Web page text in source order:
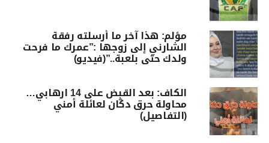
مؤلم: هذا آخر ما أرسلته رفقة
الشارني إلى زوجها :”عمرك ما فرحت
ولدك حتى بلعبة..”(فيديو)
الكاف: بعد القبض على 14 ارهابي…
محاولة حرق دكّان لعائلة أمني
(التفاصيل)